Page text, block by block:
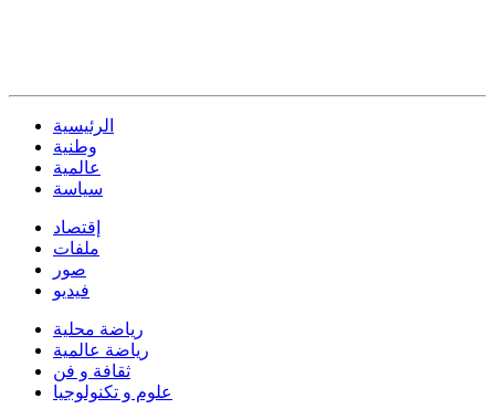
الرئيسية
وطنية
عالمية
سياسة
إقتصاد
ملفات
صور
فيديو
رياضة محلية
رياضة عالمية
ثقافة و فن
علوم و تكنولوجيا